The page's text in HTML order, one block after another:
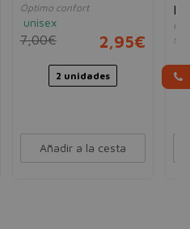
Óptimo confort
unisex
7,00€ 2,95€
2 unidades
Añadir a la cesta